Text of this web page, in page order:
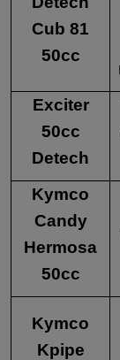
Cub 81
50cc
Exciter
50cc
Detech
Kymco
Candy
Hermosa
50cc
Kymco
Kpipe